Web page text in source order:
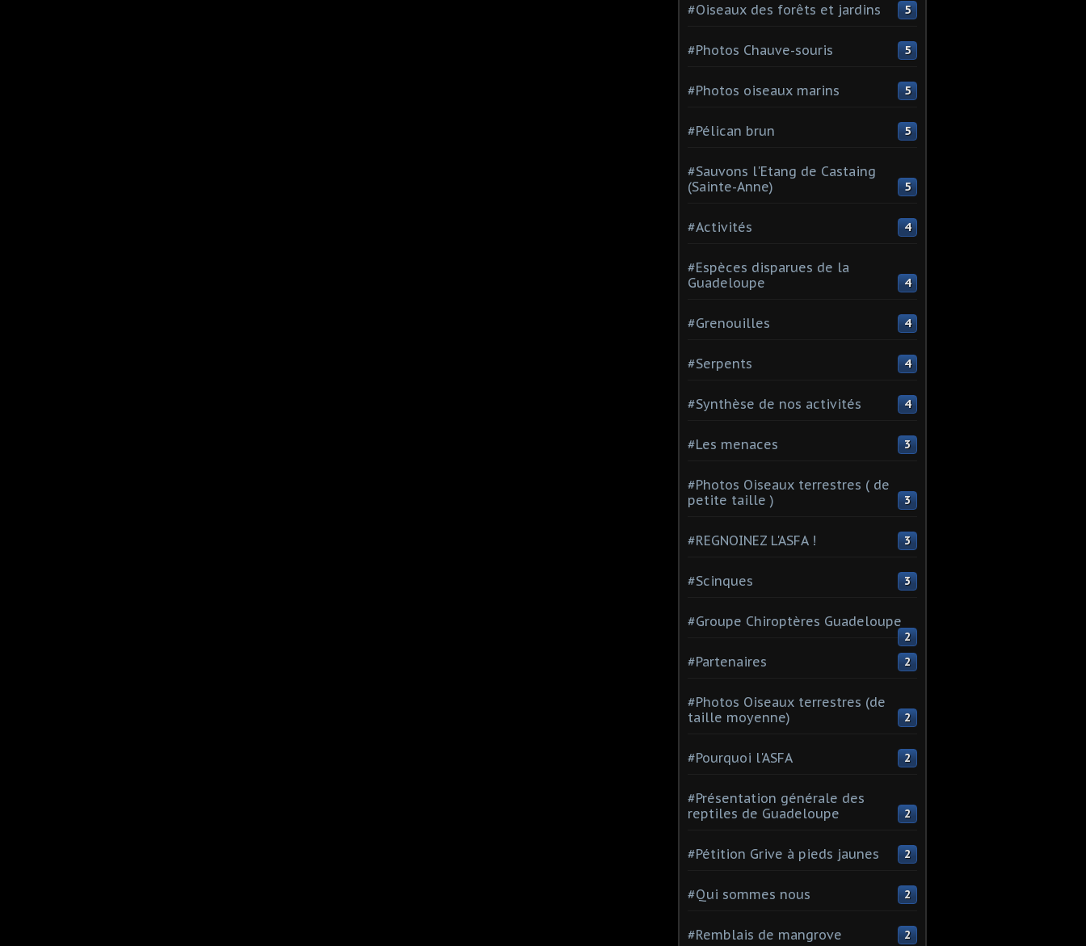
#Oiseaux des forêts et jardins 5
#Photos Chauve-souris 5
#Photos oiseaux marins 5
#Pélican brun 5
#Sauvons l'Etang de Castaing
(Sainte-Anne)
5
#Activités 4
#Espèces disparues de la
Guadeloupe
4
#Grenouilles 4
#Serpents 4
#Synthèse de nos activités 4
#Les menaces 3
#Photos Oiseaux terrestres ( de
petite taille )
3
#REGNOINEZ L'ASFA ! 3
#Scinques 3
#Groupe Chiroptères Guadeloupe
2
#Partenaires 2
#Photos Oiseaux terrestres (de
taille moyenne)
2
#Pourquoi l'ASFA 2
#Présentation générale des
reptiles de Guadeloupe
2
#Pétition Grive à pieds jaunes 2
#Qui sommes nous 2
#Remblais de mangrove 2